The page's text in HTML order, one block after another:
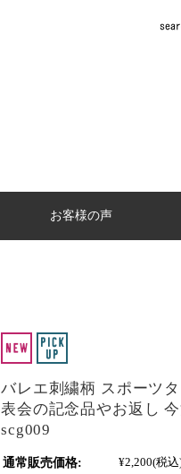
お客様の声
バレエ刺繍柄 スポーツ
表会の記念品やお返し
scg009
通常販売価格: ¥2,200(税込